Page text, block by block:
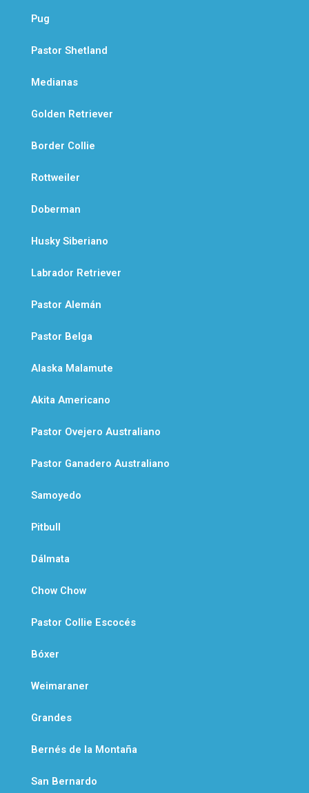
Pug
Pastor Shetland
Medianas
Golden Retriever
Border Collie
Rottweiler
Doberman
Husky Siberiano
Labrador Retriever
Pastor Alemán
Pastor Belga
Alaska Malamute
Akita Americano
Pastor Ovejero Australiano
Pastor Ganadero Australiano
Samoyedo
Pitbull
Dálmata
Chow Chow
Pastor Collie Escocés
Bóxer
Weimaraner
Grandes
Bernés de la Montaña
San Bernardo